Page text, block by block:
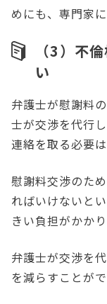
めにも、専門家
（3）不
い
弁護士が慰謝料
士が交渉を代行
連絡を取る必要は
慰謝料交渉のた
ればいけないと
きい負担がかかり
弁護士が交渉を
を減らすことがで